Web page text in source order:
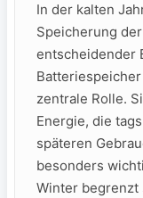
In der kalten
Speicherung⁢
⁤entscheidender
zentrale‌ Rolle.
Energie, ⁢die
späteren
besonders
Winter begrenzt